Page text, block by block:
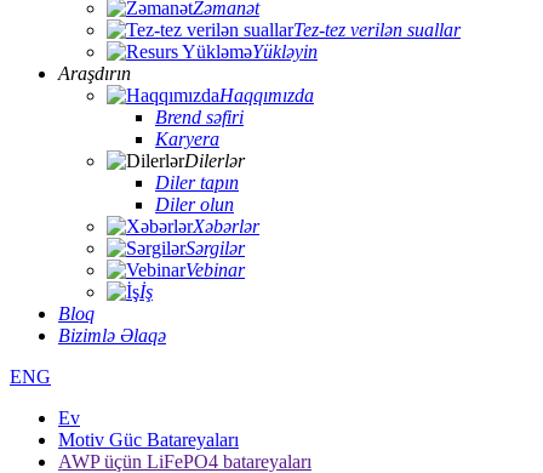
Zəmanət
Tez-tez verilən suallar
Yükləyin
Araşdırın
Haqqımızda
Brend səfiri
Karyera
Dilerlər
Diler tapın
Diler olun
Xəbərlər
Sərgilər
Vebinar
İş
Bloq
Bizimlə Əlaqə
ENG
Ev
Motiv Güc Batareyaları
AWP üçün LiFePO4 batareyaları